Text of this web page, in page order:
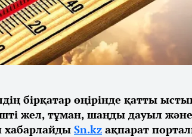
бірқатар өңірінде қатты
жел, тұман, шаңды дауыл
хабарлайды Sn.kz ақпарат